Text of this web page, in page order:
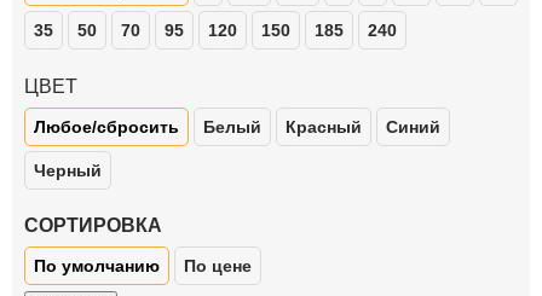
35 50 70 95 120 150 185 240
ЦВЕТ
Любое/сбросить Белый Красный Синий
Черный
СОРТИРОВКА
По умолчанию По цене